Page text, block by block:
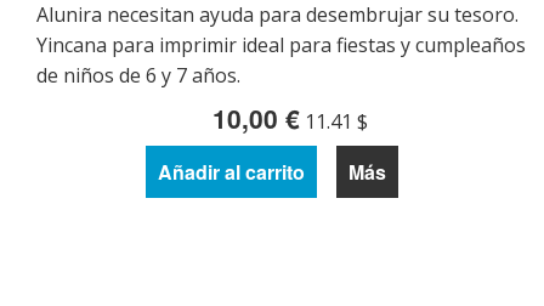
Alunira necesitan ayuda para desembrujar su tesoro.
Yincana para imprimir ideal para fiestas y cumpleaños
de niños de 6 y 7 años.
10,00 € 11.41 $
Añadir al carrito Más